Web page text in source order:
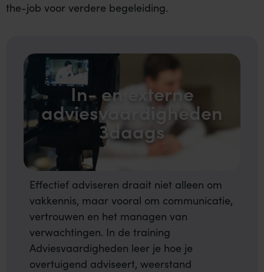
the-job voor verdere begeleiding.
In- en externe
adviesvaardigheden
3daags
Effectief adviseren draait niet alleen om
vakkennis, maar vooral om communicatie,
vertrouwen en het managen van
verwachtingen. In de training
Adviesvaardigheden leer je hoe je
overtuigend adviseert, weerstand